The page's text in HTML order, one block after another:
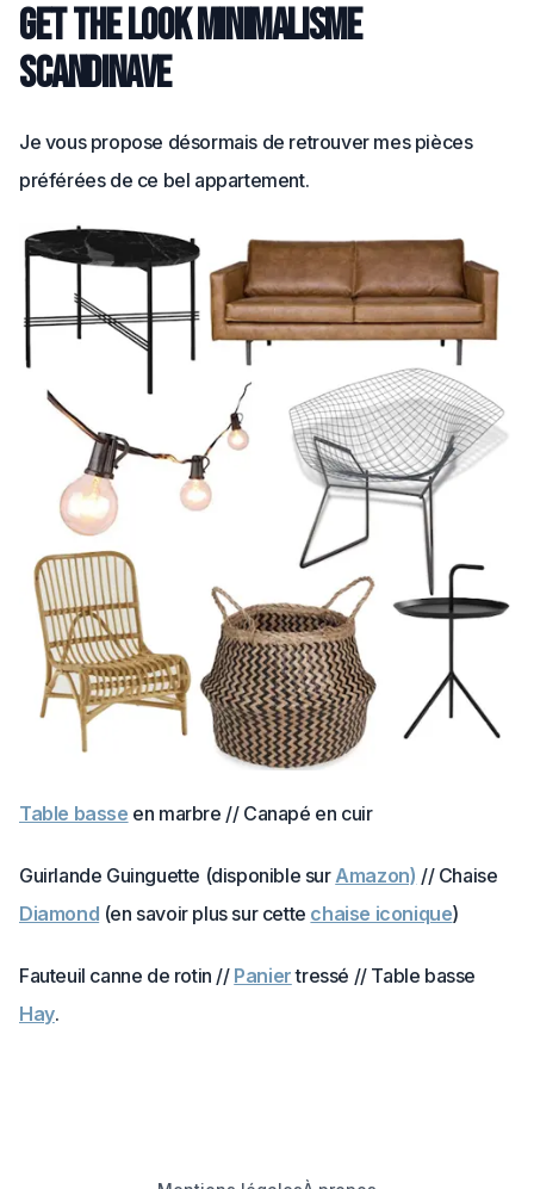
Get the look minimalisme
scandinave
Je vous propose désormais de retrouver mes pièces
préférées de ce bel appartement.
Table basse en marbre // Canapé en cuir
Guirlande Guinguette (disponible sur Amazon) // Chaise
Diamond (en savoir plus sur cette chaise iconique)
Fauteuil canne de rotin // Paniertressé // Table basse
Hay.